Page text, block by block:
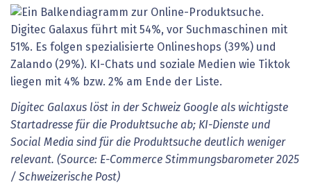
Digitec Galaxus löst in der Schweiz Google als wichtigste
Startadresse für die Produktsuche ab; KI-Dienste und
Social Media sind für die Produktsuche deutlich weniger
relevant. (Source: E-Commerce Stimmungsbarometer 2025
/ Schweizerische Post)